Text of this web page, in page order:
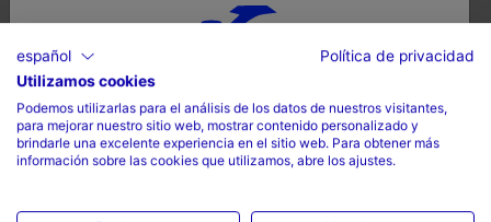
No secar a máquina
Planchar a temperatura máxima de 110 grados
No limpiar en seco
Selecciona tu país e idioma
País
Mexico
Idioma
español
Política de privacidad
Utilizamos cookies
Podemos utilizarlas para el análisis de los datos de nuestros visitantes,
para mejorar nuestro sitio web, mostrar contenido personalizado y
brindarle una excelente experiencia en el sitio web. Para obtener más
información sobre las cookies que utilizamos, abre los ajustes.